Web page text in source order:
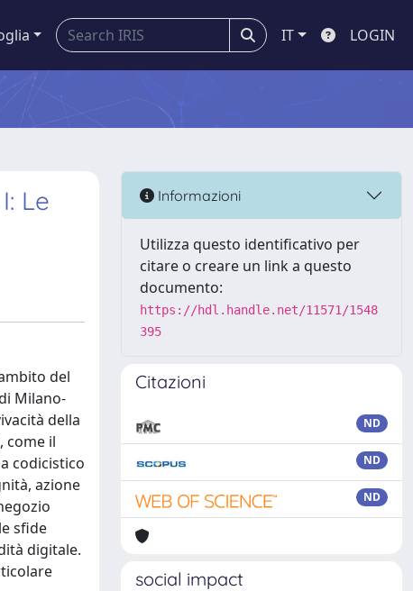
IT LOGIN
Le
del
Milano-
della
come il
codicistico
azione
sfide
digitale.
Informazioni
Utilizza questo identificativo per
citare o creare un link a questo
documento:
https://hdl.handle.net/11571/1548
395
Citazioni
ND
ND
ND
social impact